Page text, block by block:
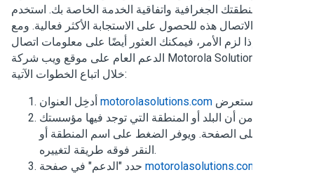
لمنطقتك الجغرافية واتفاقية الخدمة الخاصة بك. استخدم
الاتصال هذه للحصول على الاستجابة الأكثر فعالية. ومع
ذلك، إذا لزم الأمر، فيمكنك العثور أيضًا على معلومات اتصال
الدعم العام على موقع ويب شركة Motorola Solutions من
أدخِل العنوانmotorolasolutions.com
تأكد من أن البلد أو المنطقة التي توجد فيها مؤسستك
على الصفحة. ويوفر الضغط على اسم المنطقة أو
حدد "الدعم" في صفحةmotorolasolutions.com